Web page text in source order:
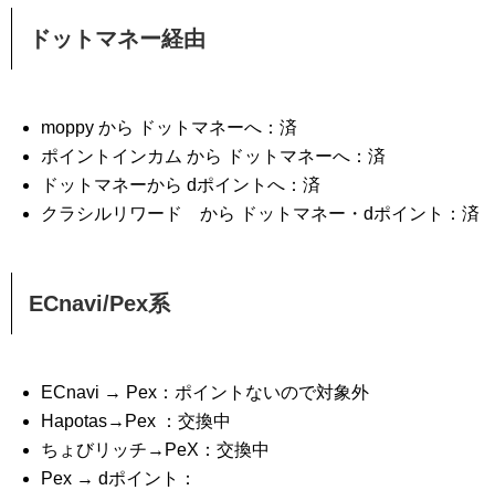
ドットマネー経由
moppy から ドットマネーへ：済
ポイントインカム から ドットマネーへ：済
ドットマネーから dポイントへ：済
クラシルリワード から ドットマネー・dポイント：済
ECnavi/Pex系
ECnavi → Pex：ポイントないので対象外
Hapotas→Pex ：交換中
ちょびリッチ→PeX：交換中
Pex → dポイント：